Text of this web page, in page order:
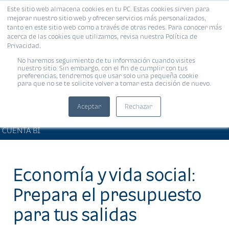
Este sitio web almacena cookies en tu PC. Estas cookies sirven para
mejorar nuestro sitio web y ofrecer servicios más personalizados,
tanto en este sitio web como a través de otras redes. Para conocer más
acerca de las cookies que utilizamos, revisa nuestra Política de
Privacidad.
No haremos seguimiento de tu información cuando visites
nuestro sitio. Sin embargo, con el fin de cumplir con tus
preferencias, tendremos que usar solo una pequeña cookie
para que no se te solicite volver a tomar esta decisión de nuevo.
Aceptar Rechazar
MENÚ
CUENTA BI
Economía y vida social:
Prepara el presupuesto
para tus salidas